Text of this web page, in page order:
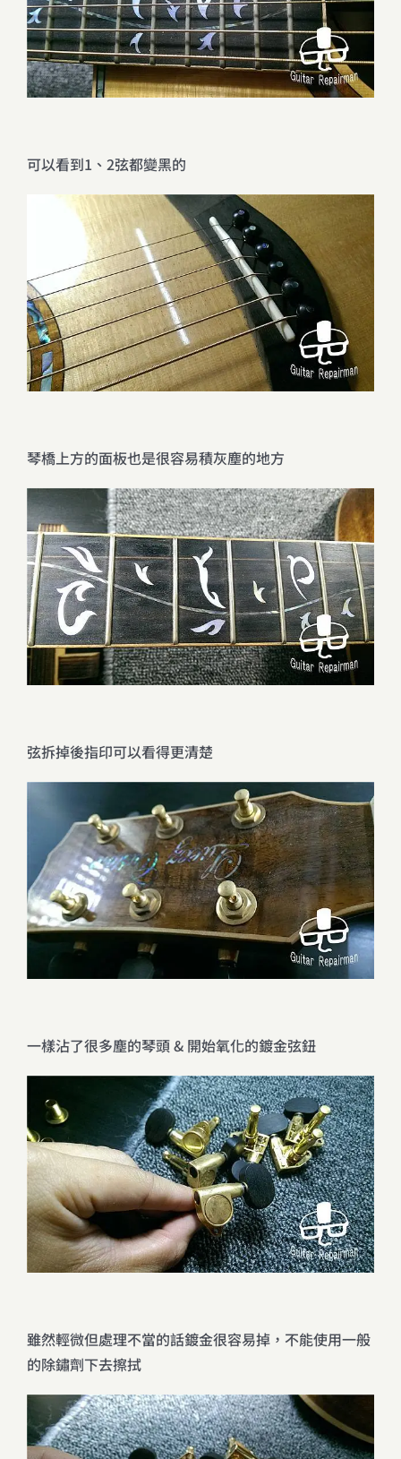
可以看到1、2弦都變黑的
琴橋上方的面板也是很容易積灰塵的地方
弦拆掉後指印可以看得更清楚
一樣沾了很多塵的琴頭 & 開始氧化的鍍金弦鈕
雖然輕微但處理不當的話鍍金很容易掉，不能使用一般
的除鏽劑下去擦拭